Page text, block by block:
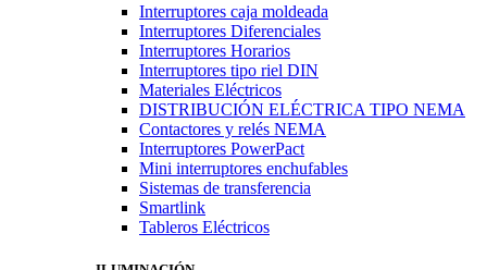
Interruptores caja moldeada
Interruptores Diferenciales
Interruptores Horarios
Interruptores tipo riel DIN
Materiales Eléctricos
DISTRIBUCIÓN ELÉCTRICA TIPO NEMA
Contactores y relés NEMA
Interruptores PowerPact
Mini interruptores enchufables
Sistemas de transferencia
Smartlink
Tableros Eléctricos